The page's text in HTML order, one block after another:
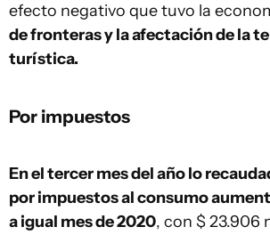
efecto negativo que tuvo la
de fronteras y la afectación de la
turística.
Por impuestos
En el tercer mes del año lo
por impuestos al consumo
a igual mes de 2020, con $ 23.906